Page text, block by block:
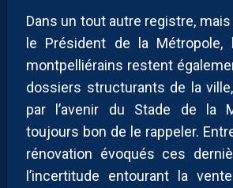
Dans un tout autre registre,
le Président de la Métropole,
montpelliérains restent
dossiers structurants de la ville,
par l’avenir du Stade de la
toujours bon de le rappeler.
rénovation évoqués ces
l’incertitude entourant la